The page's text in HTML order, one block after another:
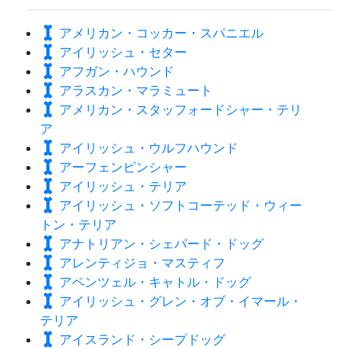
アメリカン・コッカー・スパニエル
アイリッシュ・セター
アフガン・ハウンド
アラスカン・マラミュート
アメリカン・スタッフォードシャー・テリ
ア
アイリッシュ・ウルフハウンド
アーフェンピンシャー
アイリッシュ・テリア
アイリッシュ・ソフトコーテッド・ウィー
トン・テリア
アナトリアン・シェパード・ドッグ
アレンティジョ・マスティフ
アペンツェル・キャトル・ドッグ
アイリッシュ・グレン・オブ・イマール・
テリア
アイスランド・シープドッグ